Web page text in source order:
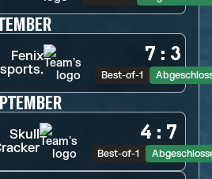
Fenix
7 : 3
Best-of-1
Skull
4 : 7
Best-of-1